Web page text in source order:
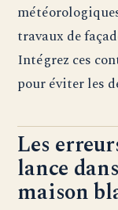
travaux de
Intégrez ces
pour éviter les
Les
lance
maison